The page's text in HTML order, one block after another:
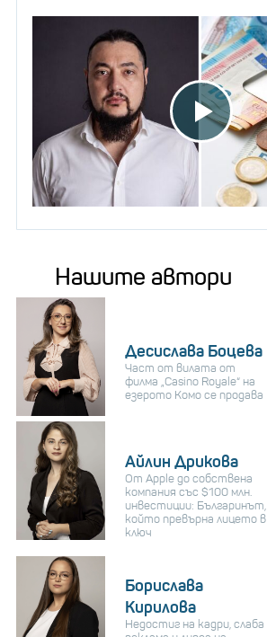
Нашите автори
Десислава Боцева
Част от вилата от
филма „Casino Royale“ на
езерото Комо се продава
Айлин Дрикова
От Apple до собствена
компания със $100 млн.
инвестиции: Българинът,
който превърна лицето в
ключ
Борислава
Кирилова
Недостиг на кадри, слаба